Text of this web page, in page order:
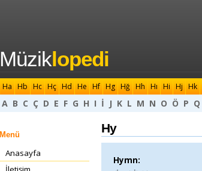
Müziklopedi
Ha Hb Hc Hç Hd He Hf Hg Hğ Hh Hı Hi Hj Hk
A B C Ç D E F G H I İ J K L M N O Ö P Q
Menü
Anasayfa
Hy
Hymn: